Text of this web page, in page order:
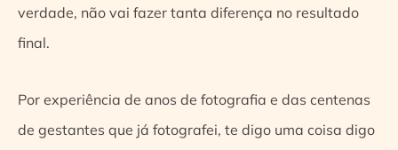
verdade, não vai fazer tanta diferença no resultado
final.
Por experiência de anos de fotografia e das centenas
de gestantes que já fotografei, te digo uma coisa digo